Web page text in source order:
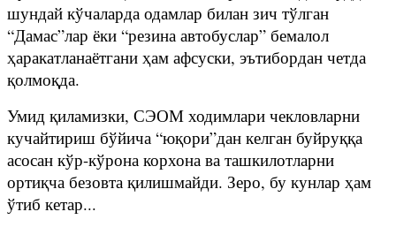
шундай кўчаларда одамлар билан зич тўлган
“Дамас”лар ёки “резина автобуслар” бемалол
ҳаракатланаётгани ҳам афсуски, эътибордан четда
қолмоқда.
Умид қиламизки, СЭОМ ходимлари чекловларни
кучайтириш бўйича “юқори”дан келган буйруққа
асосан кўр-кўрона корхона ва ташкилотларни
ортиқча безовта қилишмайди. Зеро, бу кунлар ҳам
ўтиб кетар...